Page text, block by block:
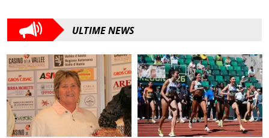
ULTIME NEWS